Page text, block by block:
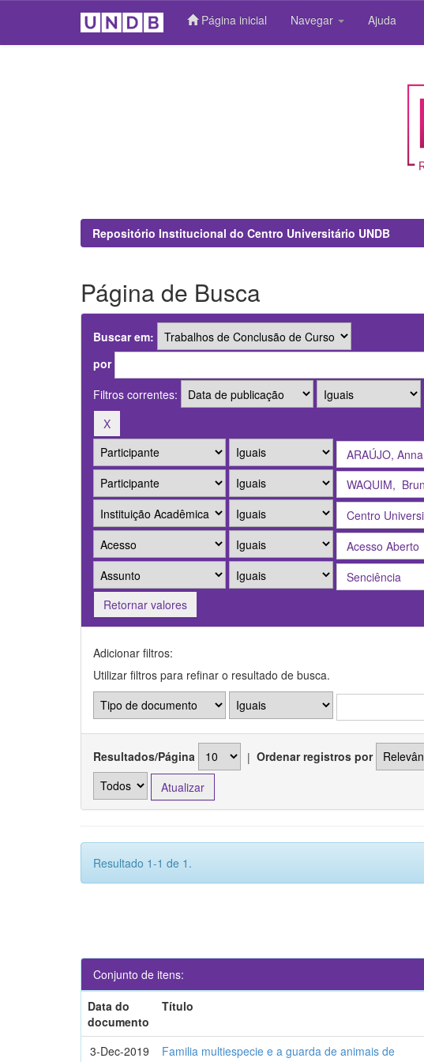
Página inicial Navegar Ajuda
Repositório Institucional do Centro Universitário UNDB
Página de Busca
Buscar em:
por
Filtros correntes:
Retornar valores
Adicionar filtros:
Utilizar filtros para refinar o resultado de busca.
Resultados/Página | Ordenar registros por
Resultado 1-1 de 1.
Conjunto de itens:
Data do
documento
Título
3-Dec-2019
Familia multiespecie e a guarda de animais de